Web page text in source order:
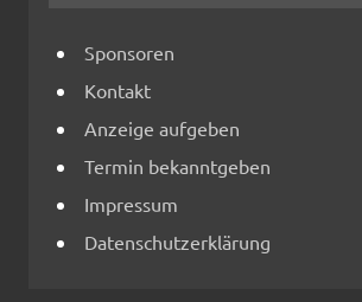
Sponsoren
Kontakt
Anzeige aufgeben
Termin bekanntgeben
Impressum
Datenschutzerklärung